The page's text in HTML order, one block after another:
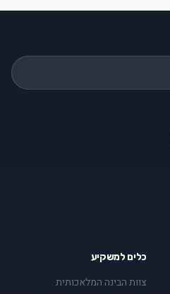
כלים למשקיע
צוות הבינה המלאכותית